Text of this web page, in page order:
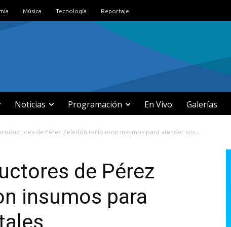
Música Tecnología Reportaje
Noticias Programación En Vivo Galerías
de Pérez Zeledón recibieron insumos para atender sus...
de Pérez
insumos para